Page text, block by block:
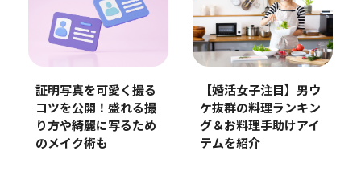
証明写真を可愛く撮る
コツを公開！盛れる撮
り方や綺麗に写るため
のメイク術も
【婚活女子注目】男ウ
ケ抜群の料理ランキン
グ＆お料理手助けアイ
テムを紹介